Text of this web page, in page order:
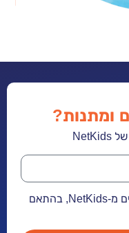
אני מאשר/ת קבלת עדכונים ותכנים מ-NetKids, בהתאם